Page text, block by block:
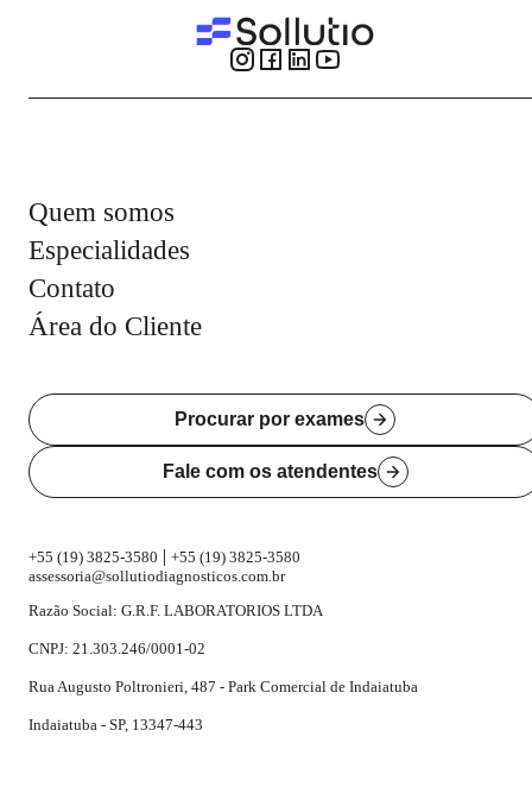
Quem somos
Especialidades
Contato
Área do Cliente
+55 (19) 3825-3580 | +55 (19) 3825-3580
assessoria@sollutiodiagnosticos.com.br
Razão Social: G.R.F. LABORATORIOS LTDA
CNPJ: 21.303.246/0001-02
Rua Augusto Poltronieri, 487 - Park Comercial de Indaiatuba
Indaiatuba - SP, 13347-443
Procurar por exames
Fale com os atendentes